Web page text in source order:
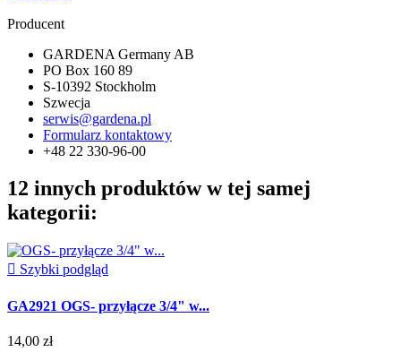
Producent
GARDENA Germany AB
PO Box 160 89
S-10392 Stockholm
Szwecja
serwis@gardena.pl
Formularz kontaktowy
+48 22 330-96-00
12 innych produktów w tej samej
kategorii:
 Szybki podgląd
GA2921 OGS- przyłącze 3/4" w...
14,00 zł